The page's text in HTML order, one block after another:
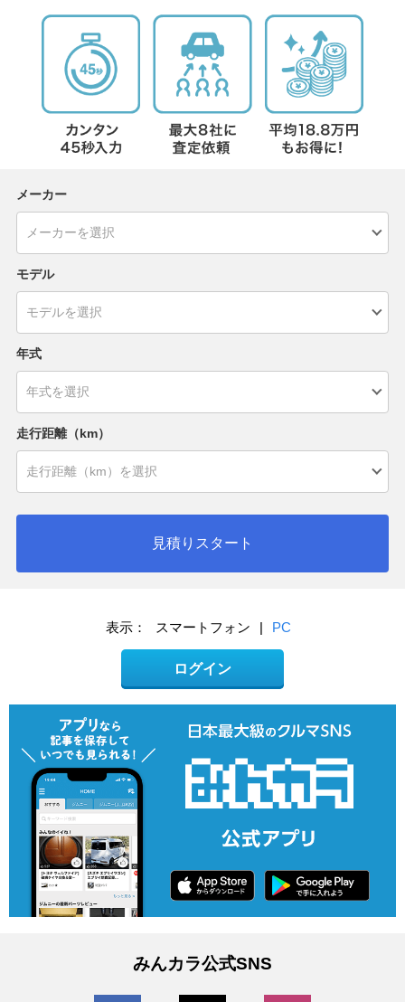
メーカー
モデル
年式
走行距離（km）
見積りスタート
表示： スマートフォン | PC
ログイン
みんカラ公式SNS